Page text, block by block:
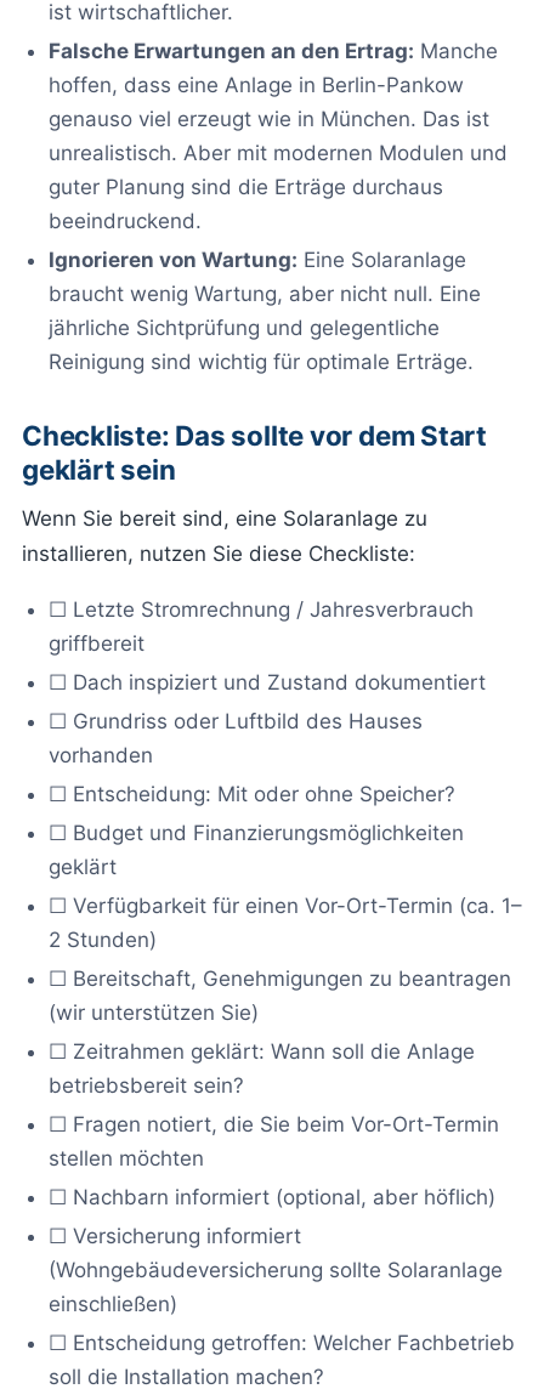
ist wirtschaftlicher.
Falsche Erwartungen an den Ertrag: Manche
hoffen, dass eine Anlage in Berlin-Pankow
genauso viel erzeugt wie in München. Das ist
unrealistisch. Aber mit modernen Modulen und
guter Planung sind die Erträge durchaus
beeindruckend.
Ignorieren von Wartung: Eine Solaranlage
braucht wenig Wartung, aber nicht null. Eine
jährliche Sichtprüfung und gelegentliche
Reinigung sind wichtig für optimale Erträge.
Checkliste: Das sollte vor dem Start
geklärt sein
Wenn Sie bereit sind, eine Solaranlage zu
installieren, nutzen Sie diese Checkliste:
☐ Letzte Stromrechnung / Jahresverbrauch
griffbereit
☐ Dach inspiziert und Zustand dokumentiert
☐ Grundriss oder Luftbild des Hauses
vorhanden
☐ Entscheidung: Mit oder ohne Speicher?
☐ Budget und Finanzierungsmöglichkeiten
geklärt
☐ Verfügbarkeit für einen Vor-Ort-Termin (ca. 1–
2 Stunden)
☐ Bereitschaft, Genehmigungen zu beantragen
(wir unterstützen Sie)
☐ Zeitrahmen geklärt: Wann soll die Anlage
betriebsbereit sein?
☐ Fragen notiert, die Sie beim Vor-Ort-Termin
stellen möchten
☐ Nachbarn informiert (optional, aber höflich)
☐ Versicherung informiert
(Wohngebäudeversicherung sollte Solaranlage
einschließen)
☐ Entscheidung getroffen: Welcher Fachbetrieb
soll die Installation machen?